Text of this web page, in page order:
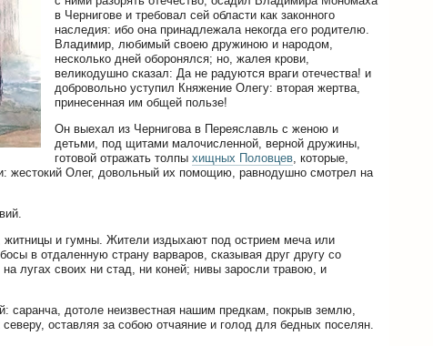
в Чернигове и требовал сей области как законного
наследия: ибо она принадлежала некогда его родителю.
Владимир, любимый своею дружиною и народом,
несколько дней оборонялся; но, жалея крови,
великодушно сказал: Да не радуются враги отечества! и
добровольно уступил Княжение Олегу: вторая жертва,
принесенная им общей пользе!
Он выехал из Чернигова в Переяславль с женою и
детьми, под щитами малочисленной, верной дружины,
готовой отражать толпы хищных Половцев , которые,
жестокий Олег, довольный их помощию, равнодушно смотрел на
и гумны. Жители издыхают под острием меча или
в отдаленную страну варваров, сказывая друг другу со
лугах своих ни стад, ни коней; нивы заросли травою, и
саранча, дотоле неизвестная нашим предкам, покрыв землю,
оставляя за собою отчаяние и голод для бедных поселян.